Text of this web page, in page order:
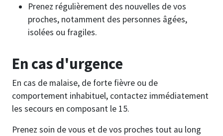
Prenez régulièrement des nouvelles de vos
proches, notamment des personnes âgées,
isolées ou fragiles.
En cas d'urgence
En cas de malaise, de forte fièvre ou de
comportement inhabituel, contactez immédiatement
les secours en composant le 15.
Prenez soin de vous et de vos proches tout au long